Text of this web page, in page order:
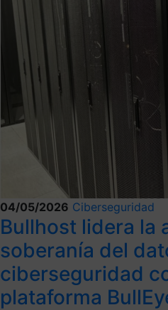
04/05/2026 Ciberseguridad
Bullhost lidera la
soberanía del
ciberseguridad
plataforma